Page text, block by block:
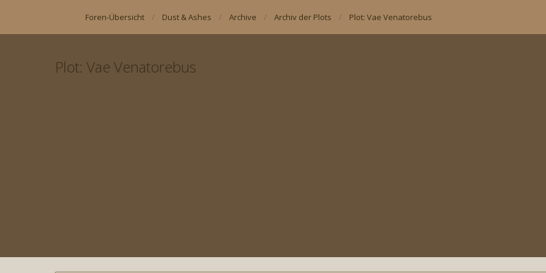
Foren-Übersicht Dust & Ashes Archive Archiv der Plots Plot: Vae Venatorebus
Plot: Vae Venatorebus